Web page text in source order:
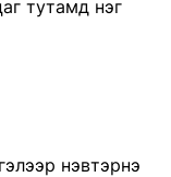
тутамд нэг
нэвтэрнэ